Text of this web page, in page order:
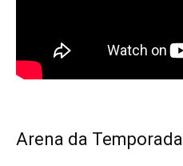
Arena da Temporada